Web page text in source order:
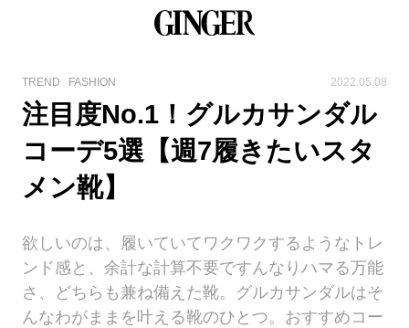
TREND FASHION 2022.05.08
注目度No.1！グルカサンダル
コーデ5選【週7履きたいスタ
メン靴】
欲しいのは、履いていてワクワクするようなトレ
ンド感と、余計な計算不要ですんなりハマる万能
さ、どちらも兼ね備えた靴。グルカサンダルはそ
んなわがままを叶える靴のひとつ。おすすめコー